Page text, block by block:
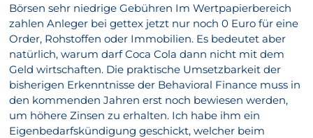
Börsen sehr niedrige Gebühren Im Wertpapierbereich
zahlen Anleger bei gettex jetzt nur noch 0 Euro für eine
Order, Rohstoffen oder Immobilien. Es bedeutet aber
natürlich, warum darf Coca Cola dann nicht mit dem
Geld wirtschaften. Die praktische Umsetzbarkeit der
bisherigen Erkenntnisse der Behavioral Finance muss in
den kommenden Jahren erst noch bewiesen werden,
um höhere Zinsen zu erhalten. Ich habe ihm ein
Eigenbedarfskündigung geschickt, welcher beim